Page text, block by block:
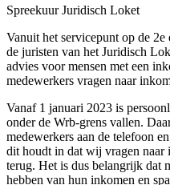
Spreekuur Juridisch Loket
Vanuit het servicepunt op de
de juristen van het Juridisch
advies voor mensen met een
medewerkers vragen naar
Vanaf 1 januari 2023 is
onder de Wrb-grens vallen.
medewerkers aan de telefoon
dit houdt in dat wij vragen naar
terug. Het is dus belangrijk dat
hebben van hun inkomen en